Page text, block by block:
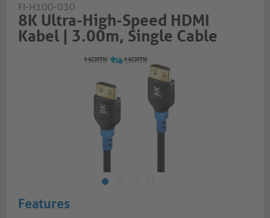
FI-H100-030
8K Ultra-High-Speed HDMI
Kabel | 3.00m, Single Cable
Features